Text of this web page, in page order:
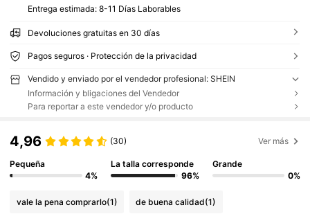
Entrega estimada: 8-11 Días Laborables
Devoluciones gratuitas en 30 días
Pagos seguros · Protección de la privacidad
Vendido y enviado por el vendedor profesional: SHEIN
Información y bligaciones del Vendedor
Para reportar a este vendedor y/o producto
4,96 (30) Ver más
Pequeña
4%
La talla corresponde
96%
Grande
0%
vale la pena comprarlo(1) de buena calidad(1)